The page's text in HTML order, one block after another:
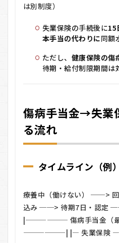
替
る
3.1
タイム
手順
4
失業
続き
を崩
した
5
は別制度）
失業保険の手続後に15
本手当の代わりに同額
ただし、 健康保険の傷
待期・給付制限期間は
傷病手当金→失業
る流れ
タイムライン（例）
療養中（働けない） ──>
込み ──> 待期7日・認定
|―――――― 傷病手当金（最
――――――| |— 失業保険